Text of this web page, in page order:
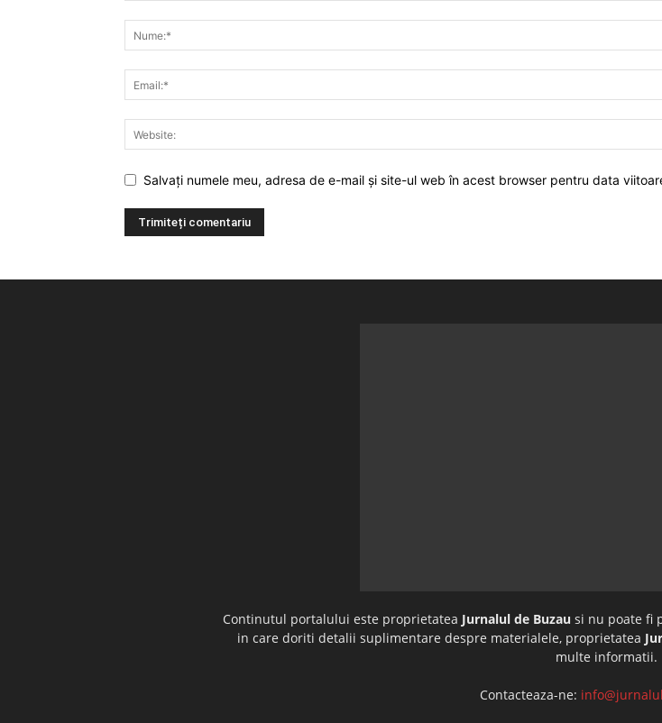
Salvați numele meu, adresa de e-mail și site-ul web în acest browser pentru data
Continutul portalului este proprietatea Jurnalul de Buzau si nu poate fi
in care doriti detalii suplimentare despre materialele, proprietatea
multe informatii.
Contacteaza-ne: